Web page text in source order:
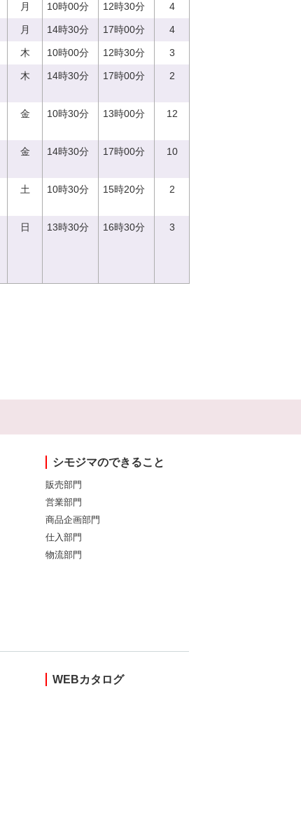
月 10時00分 12時30分 4
月 14時30分 17時00分 4
木 10時00分 12時30分 3
木 14時30分 17時00分 2
金 10時30分 13時00分 12
金 14時30分 17時00分 10
土 10時30分 15時20分 2
日 13時30分 16時30分 3
シモジマのできること
販売部門
営業部門
商品企画部門
仕入部門
物流部門
WEBカタログ